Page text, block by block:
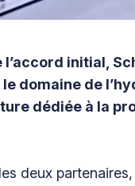
l’accord initial,
domaine de
dédiée à la
deux